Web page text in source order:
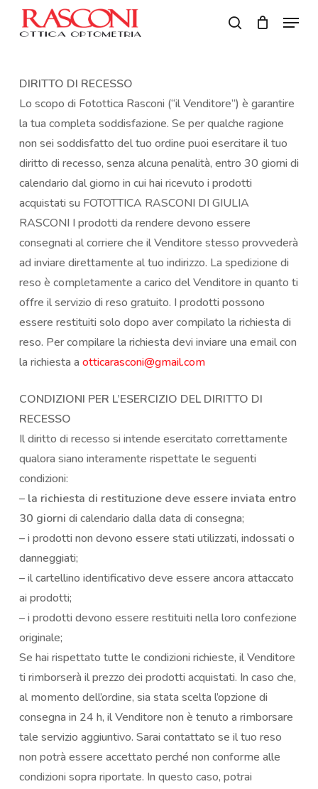
search
Menu
DIRITTO DI RECESSO
Lo scopo di Fotottica Rasconi (“il Venditore”) è garantire
la tua completa soddisfazione. Se per qualche ragione
non sei soddisfatto del tuo ordine puoi esercitare il tuo
diritto di recesso, senza alcuna penalità, entro 30 giorni di
calendario dal giorno in cui hai ricevuto i prodotti
acquistati su FOTOTTICA RASCONI DI GIULIA
RASCONI I prodotti da rendere devono essere
consegnati al corriere che il Venditore stesso provvederà
ad inviare direttamente al tuo indirizzo. La spedizione di
reso è completamente a carico del Venditore in quanto ti
offre il servizio di reso gratuito. I prodotti possono
essere restituiti solo dopo aver compilato la richiesta di
reso. Per compilare la richiesta devi inviare una email con
la richiesta a otticarasconi@gmail.com
CONDIZIONI PER L’ESERCIZIO DEL DIRITTO DI
RECESSO
Il diritto di recesso si intende esercitato correttamente
qualora siano interamente rispettate le seguenti
condizioni:
– la richiesta di restituzione deve essere inviata entro
30 giorni di calendario dalla data di consegna;
– i prodotti non devono essere stati utilizzati, indossati o
danneggiati;
– il cartellino identificativo deve essere ancora attaccato
ai prodotti;
– i prodotti devono essere restituiti nella loro confezione
originale;
Se hai rispettato tutte le condizioni richieste, il Venditore
ti rimborserà il prezzo dei prodotti acquistati. In caso che,
al momento dell’ordine, sia stata scelta l’opzione di
consegna in 24 h, il Venditore non è tenuto a rimborsare
tale servizio aggiuntivo. Sarai contattato se il tuo reso
non potrà essere accettato perché non conforme alle
condizioni sopra riportate. In questo caso, potrai